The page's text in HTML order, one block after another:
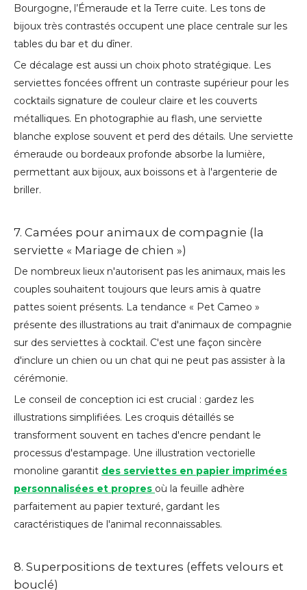
Bourgogne, l’Émeraude et la Terre cuite. Les tons de
bijoux très contrastés occupent une place centrale sur les
tables du bar et du dîner.
Ce décalage est aussi un choix photo stratégique. Les
serviettes foncées offrent un contraste supérieur pour les
cocktails signature de couleur claire et les couverts
métalliques. En photographie au flash, une serviette
blanche explose souvent et perd des détails. Une serviette
émeraude ou bordeaux profonde absorbe la lumière,
permettant aux bijoux, aux boissons et à l'argenterie de
briller.
7. Camées pour animaux de compagnie (la
serviette « Mariage de chien »)
De nombreux lieux n'autorisent pas les animaux, mais les
couples souhaitent toujours que leurs amis à quatre
pattes soient présents. La tendance « Pet Cameo »
présente des illustrations au trait d'animaux de compagnie
sur des serviettes à cocktail. C'est une façon sincère
d'inclure un chien ou un chat qui ne peut pas assister à la
cérémonie.
Le conseil de conception ici est crucial : gardez les
illustrations simplifiées. Les croquis détaillés se
transforment souvent en taches d'encre pendant le
processus d'estampage. Une illustration vectorielle
monoline garantit des serviettes en papier imprimées
personnalisées et propres où la feuille adhère
parfaitement au papier texturé, gardant les
caractéristiques de l'animal reconnaissables.
8. Superpositions de textures (effets velours et
bouclé)